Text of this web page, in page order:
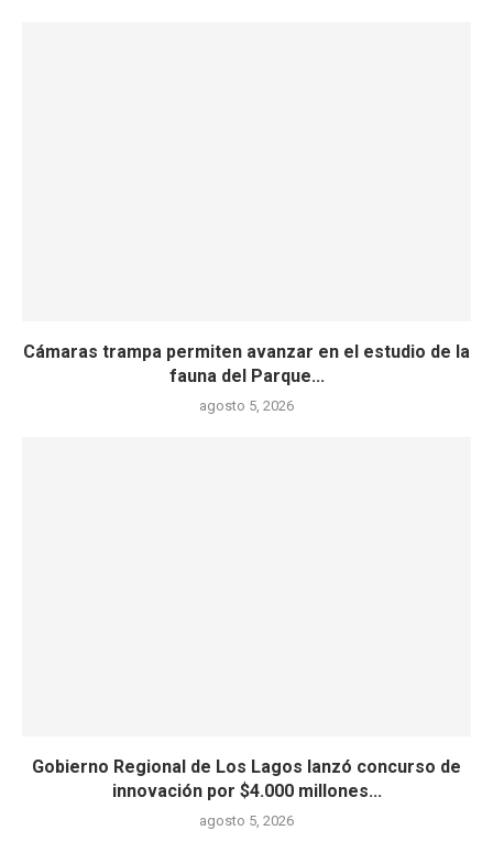
Cámaras trampa permiten avanzar en el estudio de la
fauna del Parque...
agosto 5, 2026
Gobierno Regional de Los Lagos lanzó concurso de
innovación por $4.000 millones...
agosto 5, 2026